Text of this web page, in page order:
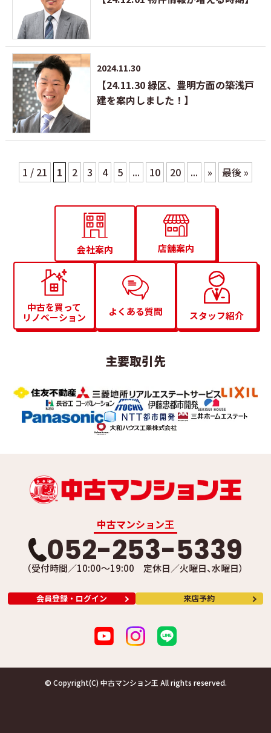
2024.11.30
【24.11.30 緑区、豊明方面の築浅戸
建を案内しました！】
1 / 21 1 2 3 4 5 ... 10 20 ... » 最後 »
会社案内 店舗案内
中古を買って
リノベーション
よくある質問 スタッフ紹介
主要取引先
中古マンション王
052-253-5339
（受付時間／10:00～19:00 定休日／火曜日、水曜日）
会員登録・ログイン 来店予約
© Copyright(C) 中古マンション王 All rights reserved.